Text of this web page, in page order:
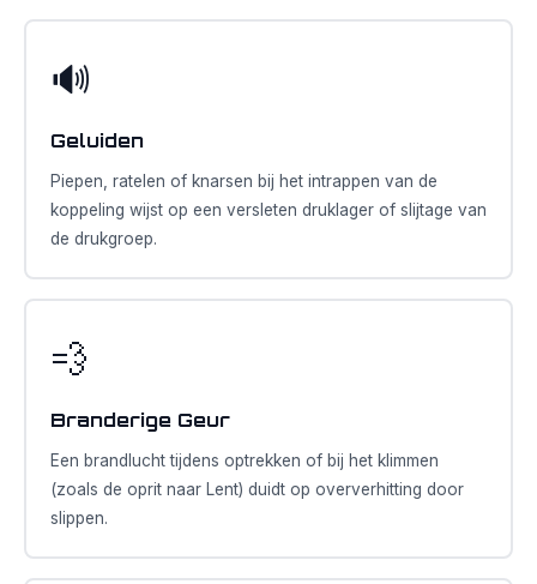
🔊
Geluiden
Piepen, ratelen of knarsen bij het intrappen van de
koppeling wijst op een versleten druklager of slijtage van
de drukgroep.
💨
Branderige Geur
Een brandlucht tijdens optrekken of bij het klimmen
(zoals de oprit naar Lent) duidt op oververhitting door
slippen.